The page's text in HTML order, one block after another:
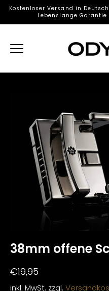
Direkt
Inhalt
Kostenloser Versand in
Lebenslange Garantie
38mm offene
€19,95
inkl. MwSt. zzgl.